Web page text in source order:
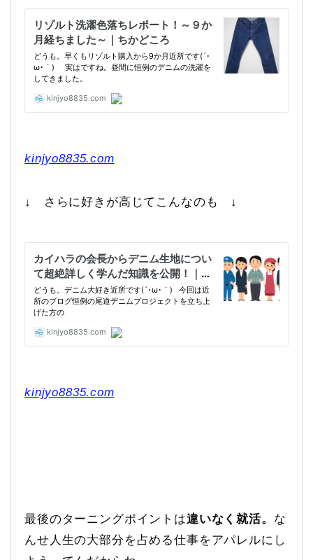
kinjyo8835.com
↓ さらに好きが高じてこんなのも ↓
kinjyo8835.com
最後のターニングポイントは違いなく就活。 な
んせ人生の大部分を占める仕事をアパレルにし